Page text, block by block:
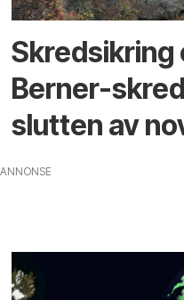
Skredsikring
Berner-
slutten av
ANNONSE